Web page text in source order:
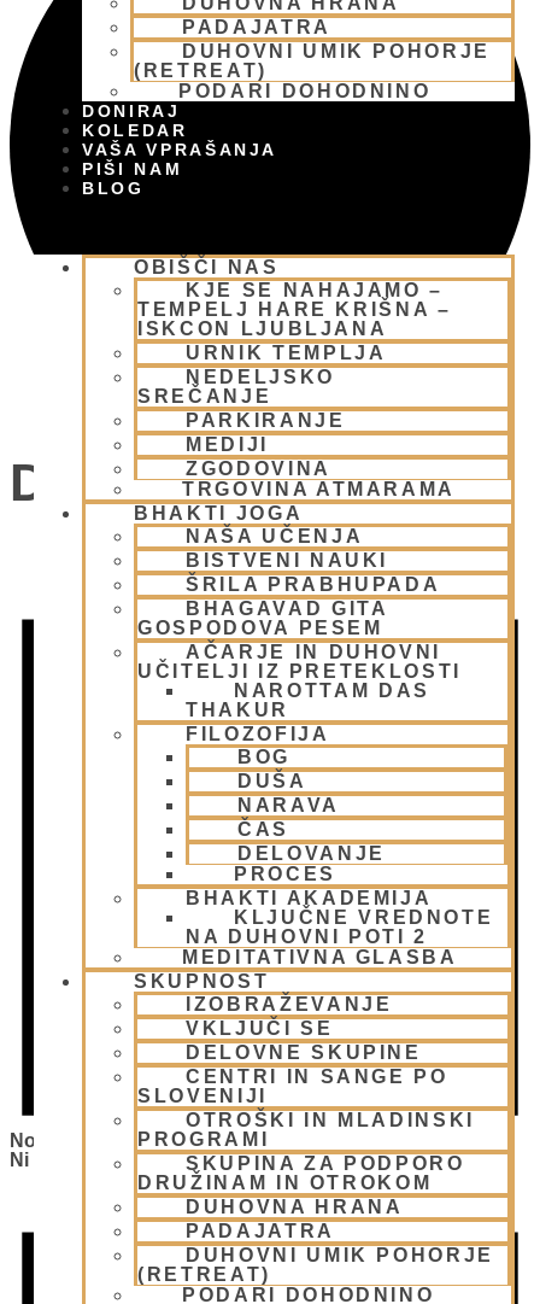
PADAJATRA
DUHOVNI UMIK POHORJE
(RETREAT)
PODARI DOHODNINO
DONIRAJ
KOLEDAR
VAŠA VPRAŠANJA
PIŠI NAM
BLOG
OBIŠČI NAS
KJE SE NAHAJAMO –
TEMPELJ HARE KRIŠNA –
ISKCON LJUBLJANA
URNIK TEMPLJA
NEDELJSKO
SREČANJE
PARKIRANJE
MEDIJI
ZGODOVINA
TRGOVINA ATMARAMA
BHAKTI JOGA
NAŠA UČENJA
BISTVENI NAUKI
ŠRILA PRABHUPADA
BHAGAVAD GITA
GOSPODOVA PESEM
AČARJE IN DUHOVNI
UČITELJI IZ PRETEKLOSTI
NAROTTAM DAS
THAKUR
FILOZOFIJA
BOG
DUŠA
NARAVA
ČAS
DELOVANJE
PROCES
BHAKTI AKADEMIJA
KLJUČNE VREDNOTE
NA DUHOVNI POTI 2
MEDITATIVNA GLASBA
SKUPNOST
IZOBRAŽEVANJE
VKLJUČI SE
DELOVNE SKUPINE
CENTRI IN SANGE PO
SLOVENIJI
OTROŠKI IN MLADINSKI
PROGRAMI
SKUPINA ZA PODPORO
DRUŽINAM IN OTROKOM
DUHOVNA HRANA
PADAJATRA
DUHOVNI UMIK POHORJE
(RETREAT)
PODARI DOHODNINO
Dogodki
Notice
Ni Bilo Najdenih Rezultatov.